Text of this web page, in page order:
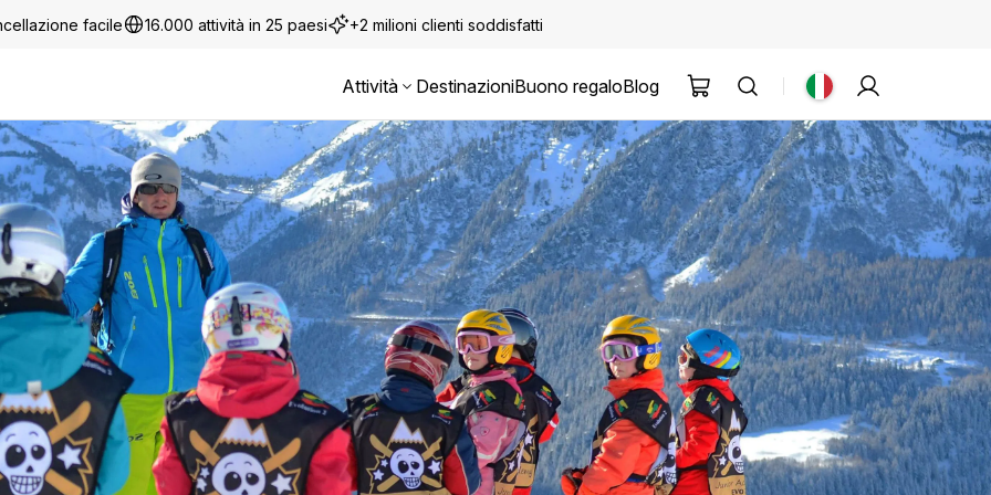
facile 16.000 attività in 25 paesi +2 milioni clienti soddisfatti
Attività DestinazioniBuono regaloBlog